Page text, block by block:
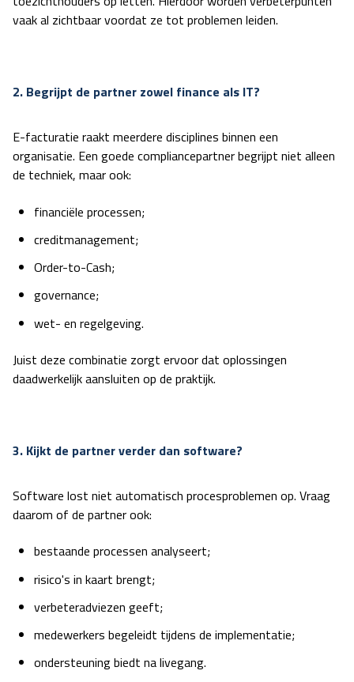
vaak al zichtbaar voordat ze tot problemen leiden.
2. Begrijpt de partner zowel finance als IT?
E-facturatie raakt meerdere disciplines binnen een
organisatie. Een goede compliancepartner begrijpt niet alleen
de techniek, maar ook:
financiële processen;
creditmanagement;
Order-to-Cash;
governance;
wet- en regelgeving.
Juist deze combinatie zorgt ervoor dat oplossingen
daadwerkelijk aansluiten op de praktijk.
3. Kijkt de partner verder dan software?
Software lost niet automatisch procesproblemen op. Vraag
daarom of de partner ook:
bestaande processen analyseert;
risico's in kaart brengt;
verbeteradviezen geeft;
medewerkers begeleidt tijdens de implementatie;
ondersteuning biedt na livegang.